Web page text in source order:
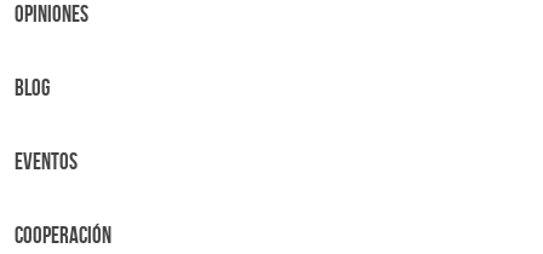
OPINIONES
BLOG
Eventos
Cooperación